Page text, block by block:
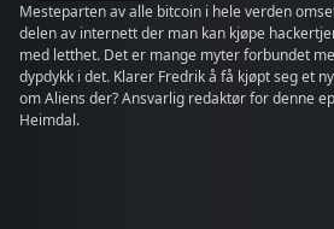
Mesteparten av alle bitcoin i hele verden
delen av internett der man kan kjøpe
med letthet. Det er mange myter forbundet
dypdykk i det. Klarer Fredrik å få kjøpt seg et
om Aliens der? Ansvarlig redaktør for denne episoden er Kristin Ward
Heimdal.